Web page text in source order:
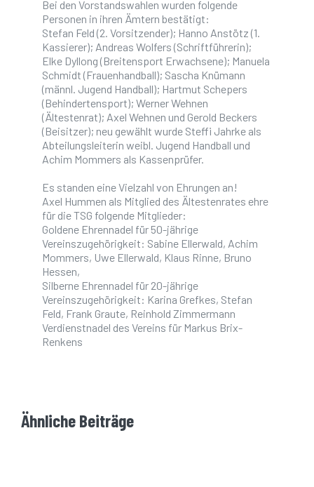
Bei den Vorstandswahlen wurden folgende
Personen in ihren Ämtern bestätigt:
Stefan Feld (2. Vorsitzender); Hanno Anstötz (1.
Kassierer); Andreas Wolfers (Schriftführerin);
Elke Dyllong (Breitensport Erwachsene); Manuela
Schmidt (Frauenhandball); Sascha Knümann
(männl. Jugend Handball); Hartmut Schepers
(Behindertensport); Werner Wehnen
(Ältestenrat); Axel Wehnen und Gerold Beckers
(Beisitzer); neu gewählt wurde Steffi Jahrke als
Abteilungsleiterin weibl. Jugend Handball und
Achim Mommers als Kassenprüfer.
Es standen eine Vielzahl von Ehrungen an!
Axel Hummen als Mitglied des Ältestenrates ehre
für die TSG folgende Mitglieder:
Goldene Ehrennadel für 50-jährige
Vereinszugehörigkeit: Sabine Ellerwald, Achim
Mommers, Uwe Ellerwald, Klaus Rinne, Bruno
Hessen,
Silberne Ehrennadel für 20-jährige
Vereinszugehörigkeit: Karina Grefkes, Stefan
Feld, Frank Graute, Reinhold Zimmermann
Verdienstnadel des Vereins für Markus Brix-
Renkens
Ähnliche Beiträge
Anschrift:
Bruckhauser Str.
47929 Grefrath